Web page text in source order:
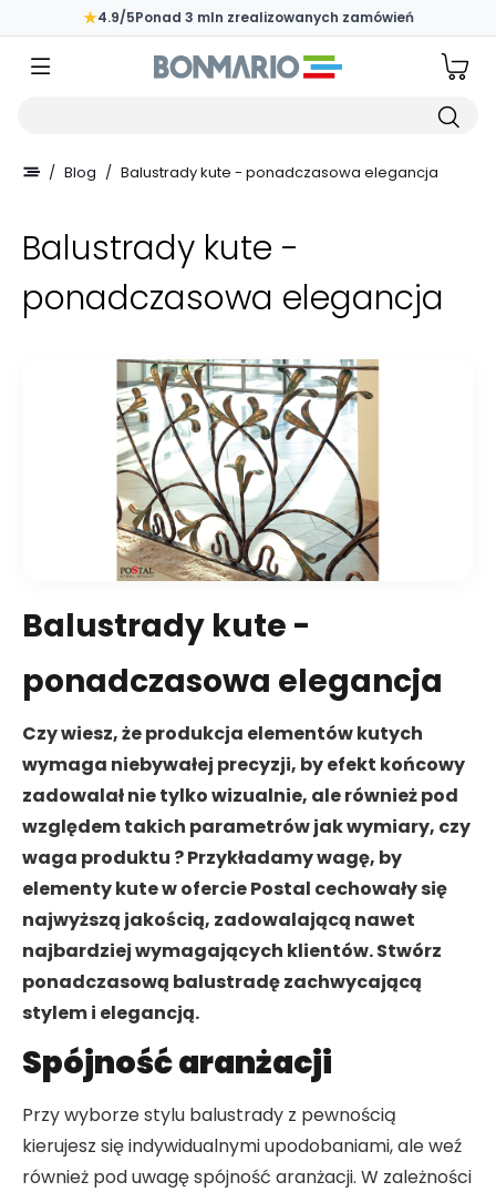
Przejdź do głównej zawartości strony
★4.9/5Ponad 3 mln zrealizowanych zamówień
/ Blog / Balustrady kute - ponadczasowa elegancja
Balustrady kute -
ponadczasowa elegancja
Balustrady kute -
ponadczasowa elegancja
Czy wiesz, że produkcja elementów kutych
wymaga niebywałej precyzji, by efekt końcowy
zadowalał nie tylko wizualnie, ale również pod
względem takich parametrów jak wymiary, czy
waga produktu ? Przykładamy wagę, by
elementy kute w ofercie Postal cechowały się
najwyższą jakością, zadowalającą nawet
najbardziej wymagających klientów. Stwórz
ponadczasową balustradę zachwycającą
stylem i elegancją.
Spójność aranżacji
Przy wyborze stylu balustrady z pewnością
kierujesz się indywidualnymi upodobaniami, ale weź
również pod uwagę spójność aranżacji. W zależności